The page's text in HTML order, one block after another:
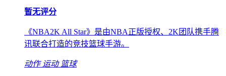
暂无评分
《NBA2K All Star》是由NBA正版授权、2K团队携手腾
讯联合打造的竞技篮球手游。
动作 运动 篮球